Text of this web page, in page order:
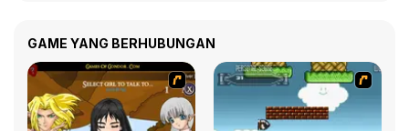
GAME YANG BERHUBUNGAN